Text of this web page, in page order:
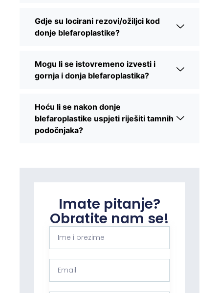
Gdje su locirani rezovi/ožiljci kod
donje blefaroplastike?
Mogu li se istovremeno izvesti i
gornja i donja blefaroplastika?
Hoću li se nakon donje
blefaroplastike uspjeti riješiti tamnih
podočnjaka?
Imate pitanje?
Obratite nam se!